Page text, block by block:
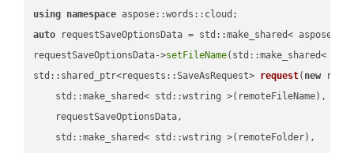
using namespace
auto requestSaveOptionsData = std::make_shared<
requestSaveOptionsData->setFileName(std::make_shared<
std::shared_ptr<requests::SaveAsRequest> request( new
    std::make_shared< std::wstring >(remoteFileName),
    requestSaveOptionsData,
    std::make_shared< std::wstring >(remoteFolder),